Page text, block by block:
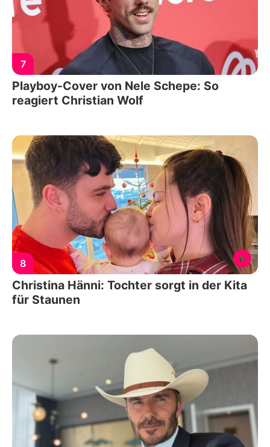
7
Playboy-Cover von Nele Schepe: So
reagiert Christian Wolf
8
Christina Hänni: Tochter sorgt in der Kita
für Staunen